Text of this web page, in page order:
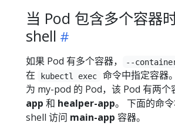
当 Pod 包含多个容器
shell
如果 Pod 有多个容器， --
在
kubectl exec
命令中指定容器
为 my-pod 的 Pod，该 Pod 有两个
app 和 healper-app。 下面的命
shell 访问 main-app 容器。